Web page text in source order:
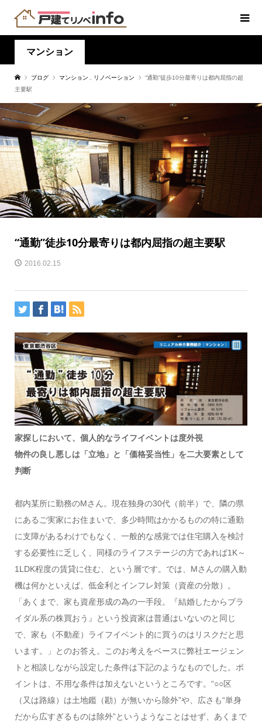
マンション
ブログ マンション リノベーション
“通勤”徒歩10分最寄りは都内屈指の超
主要駅
“通勤”徒歩10分最寄りは都内屈指の超主要駅
2016.02.15
家探しにおいて、個人的なライフイベントは度外視
物件の良し悪しは「立地」と「価格妥当性」を二大要素として
判断
都内某所に勤務のMさん。現在独身の30代（前半）で、隣の県
にあるご実家にお住まいで、多少時間はかかるものの特に通勤
に支障があるわけでもなく、一般的な感覚では住宅購入を検討
する必要性に乏しく、同様のライフステージの方であれば1K～
1LDK程度の賃貸に住む、という層です。では、Mさんの購入動
機は何かといえば、低金利とインフレ対策（資産の分散）。
「あくまで、家も資産形成の為の一手段。『結婚したからブラ
イダル系の株買おう』という投資家は普通はいないのと同じ
で、家も（不動産）ライフイベント的に買うのはリスクだと思
います。」とのお答え。このお考えをベースに弊社エージェン
トと相談しながら設定した条件は下記のようなものでした。ポ
イントは、不用な条件は加えないというところです。“○○区
（又は路線）は土地鑑（勘）が無いから除外”や、広さも“単身
だから広すぎるものは除外”というようなことはせず、あくまで